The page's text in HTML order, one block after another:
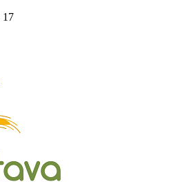
17